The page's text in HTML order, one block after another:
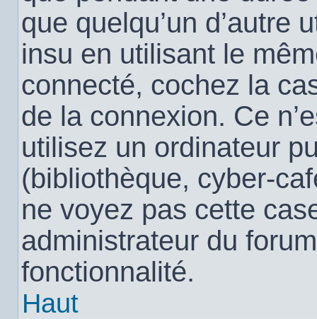
que quelqu’un d’autre
insu en utilisant le
connecté, cochez la
de la connexion. Ce
utilisez un ordinateur
(bibliothèque, cyber-
ne voyez pas cette
administrateur du
fonctionnalité.
Haut